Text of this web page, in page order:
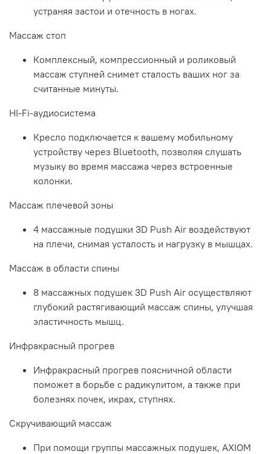
устраняя застои и отечность в ногах.
Массаж стоп
Комплексный, компрессионный и роликовый
массаж ступней снимет сталость ваших ног за
считанные минуты.
HI-Fi-аудиосистема
Кресло подключается к вашему мобильному
устройству через Bluetooth, позволяя слушать
музыку во время массажа через встроенные
колонки.
Массаж плечевой зоны
4 массажные подушки 3D Push Air воздействуют
на плечи, снимая усталость и нагрузку в мышцах.
Массаж в области спины
8 массажных подушек 3D Push Air осуществляют
глубокий растягивающий массаж спины, улучшая
эластичность мышц.
Инфракрасный прогрев
Инфракрасный прогрев поясничной области
поможет в борьбе с радикулитом, а также при
болезнях почек, икрах, ступнях.
Скручивающий массаж
При помощи группы массажных подушек, AXIOM